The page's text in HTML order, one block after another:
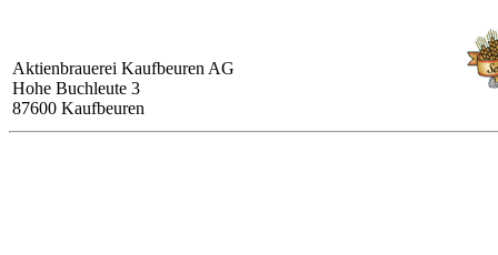
Aktienbrauerei Kaufbeuren AG
Hohe Buchleute 3
87600 Kaufbeuren